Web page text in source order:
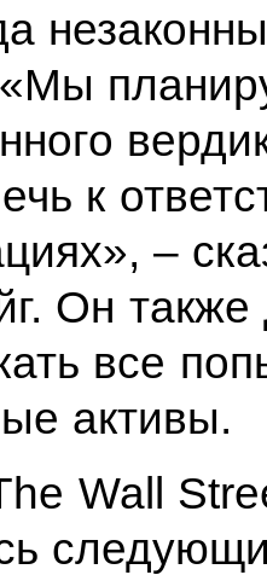
к
–
Он также
все
активы.
Wall